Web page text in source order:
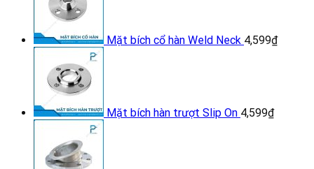
Mặt bích cổ hàn Weld Neck 4,599₫
Mặt bích hàn trượt Slip On 4,599₫